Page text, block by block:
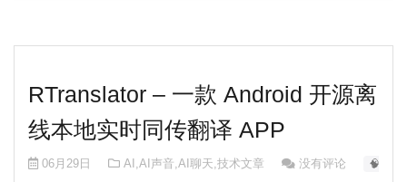
RTranslator – 一款 Android 开源离
线本地实时同传翻译 APP
06月29日 AI ,AI声音,AI聊天,技术文章 没有评论 🧠 AI-0